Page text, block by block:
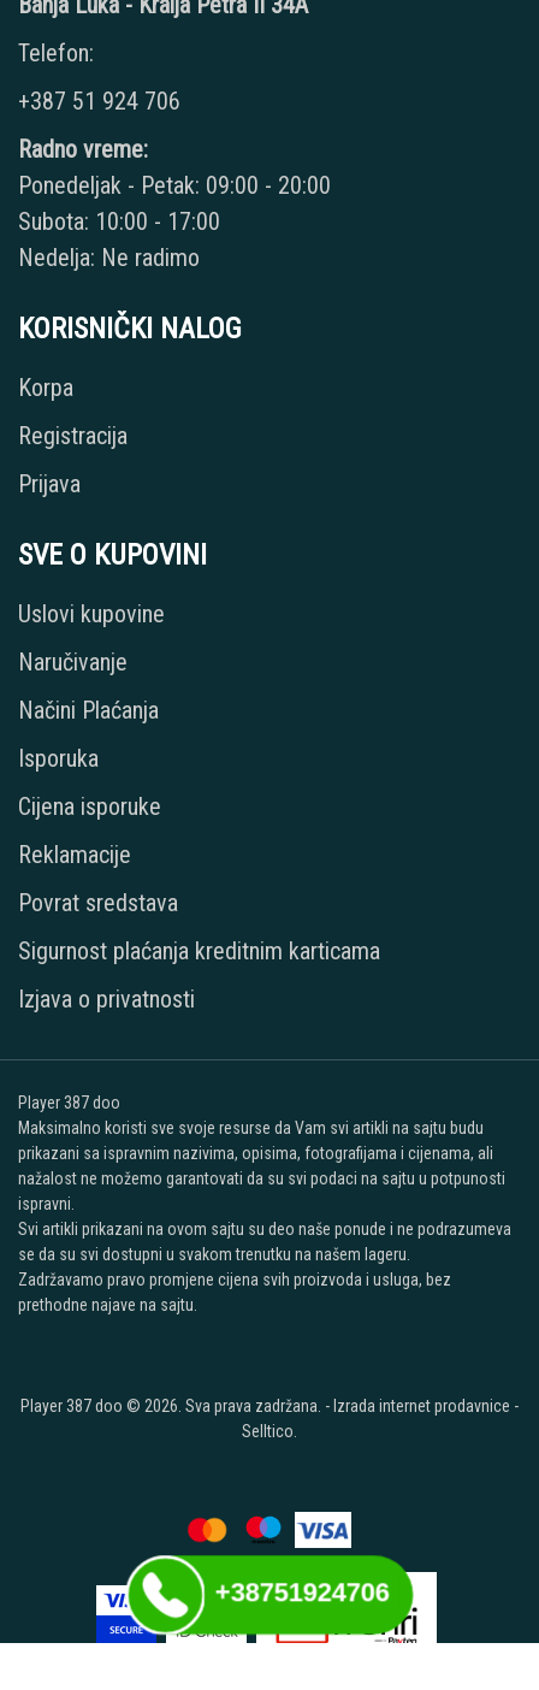
Telefon:
+387 51 924 706
Radno vreme:
Ponedeljak - Petak: 09:00 - 20:00
Subota: 10:00 - 17:00
Nedelja: Ne radimo
KORISNIČKI NALOG
Korpa
Registracija
Prijava
SVE O KUPOVINI
Uslovi kupovine
Naručivanje
Načini Plaćanja
Isporuka
Cijena isporuke
Reklamacije
Povrat sredstava
Sigurnost plaćanja kreditnim karticama
Izjava o privatnosti
Player 387 doo
Maksimalno koristi sve svoje resurse da Vam svi artikli na sajtu budu
prikazani sa ispravnim nazivima, opisima, fotografijama i cijenama, ali
nažalost ne možemo garantovati da su svi podaci na sajtu u potpunosti
ispravni.
Svi artikli prikazani na ovom sajtu su deo naše ponude i ne podrazumeva
se da su svi dostupni u svakom trenutku na našem lageru.
Zadržavamo pravo promjene cijena svih proizvoda i usluga, bez
prethodne najave na sajtu.
Player 387 doo © 2026. Sva prava zadržana. - Izrada internet prodavnice -
Selltico.
+38751924706